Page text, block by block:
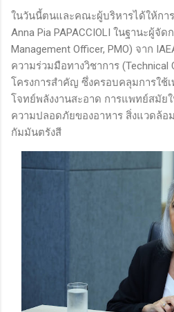
ในวันนี้ตนและคณะผู้บริหารได้ให้กา
Anna Pia PAPACCIOLI ในฐานะผู้จัด
Management Officer, PMO) จาก
ความร่วมมือทางวิชาการ (Technical
โครงการสำคัญ ซึ่งครอบคลุมการใช้
โจทย์พลังงานสะอาด การแพทย์สมัย
ความปลอดภัยของอาหาร สิ่งแวดล้อ
กัมมันตรังสี